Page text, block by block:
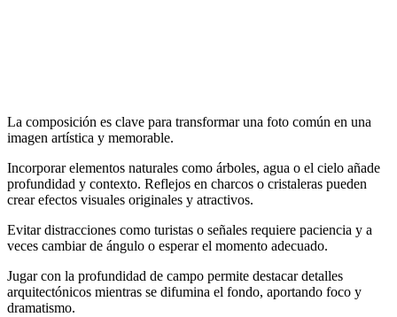
La composición es clave para transformar una foto común en una
imagen artística y memorable.
Incorporar elementos naturales como árboles, agua o el cielo añade
profundidad y contexto. Reflejos en charcos o cristaleras pueden
crear efectos visuales originales y atractivos.
Evitar distracciones como turistas o señales requiere paciencia y a
veces cambiar de ángulo o esperar el momento adecuado.
Jugar con la profundidad de campo permite destacar detalles
arquitectónicos mientras se difumina el fondo, aportando foco y
dramatismo.